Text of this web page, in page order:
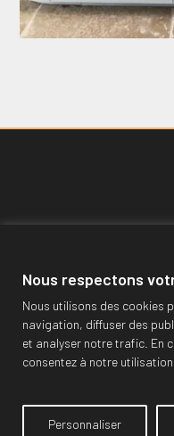
Nous respectons
Nous utilisons des cookies
navigation, diffuser des
et analyser notre trafic. En
consentez à notre utilisation
Personnaliser